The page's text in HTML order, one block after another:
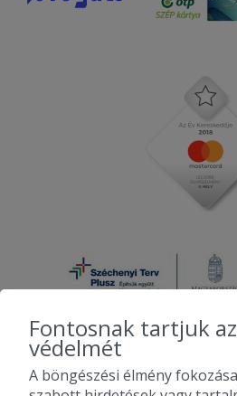
2010-2026 Copyright -
Fontosnak tartjuk
védelmét
A böngészési élmény